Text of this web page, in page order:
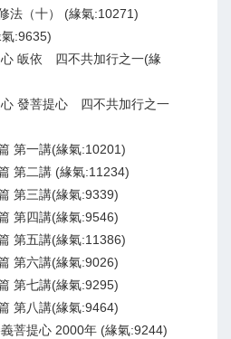
法（十） (緣氣:10271)
:9635)
皈依 四不共加行之一(緣
發菩提心 四不共加行之一
第一講(緣氣:10201)
第二講 (緣氣:11234)
第三講(緣氣:9339)
第四講(緣氣:9546)
第五講(緣氣:11386)
第六講(緣氣:9026)
第七講(緣氣:9295)
第八講(緣氣:9464)
菩提心 2000年 (緣氣:9244)